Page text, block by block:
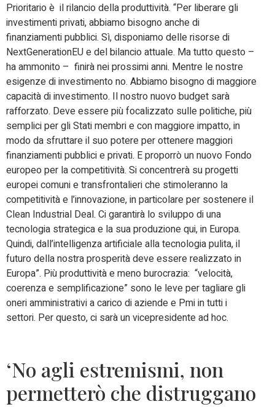
Prioritario è il rilancio della produttività. “Per liberare gli
investimenti privati, abbiamo bisogno anche di
finanziamenti pubblici. Sì, disponiamo delle risorse di
NextGenerationEU e del bilancio attuale. Ma tutto questo –
ha ammonito – finirà nei prossimi anni. Mentre le nostre
esigenze di investimento no. Abbiamo bisogno di maggiore
capacità di investimento. Il nostro nuovo budget sarà
rafforzato. Deve essere più focalizzato sulle politiche, più
semplici per gli Stati membri e con maggiore impatto, in
modo da sfruttare il suo potere per ottenere maggiori
finanziamenti pubblici e privati. E proporrò un nuovo Fondo
europeo per la competitività. Si concentrerà su progetti
europei comuni e transfrontalieri che stimoleranno la
competitività e l’innovazione, in particolare per sostenere il
Clean Industrial Deal. Ci garantirà lo sviluppo di una
tecnologia strategica e la sua produzione qui, in Europa.
Quindi, dall’intelligenza artificiale alla tecnologia pulita, il
futuro della nostra prosperità deve essere realizzato in
Europa”. Più produttività e meno burocrazia: “velocità,
coerenza e semplificazione” sono le leve per tagliare gli
oneri amministrativi a carico di aziende e Pmi in tutti i
settori. Per questo, ci sarà un vicepresidente ad hoc.
‘No agli estremismi, non
permetterò che distruggano